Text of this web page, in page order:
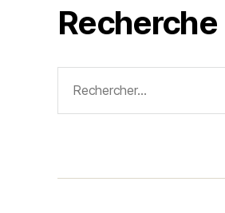
Recherche